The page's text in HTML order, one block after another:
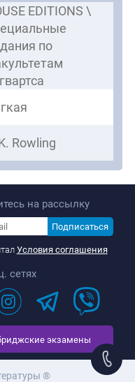
EDITIONS \
по
Rowling
на рассылку
Подписаться
Условия соглашения
сетях
экзамены
®